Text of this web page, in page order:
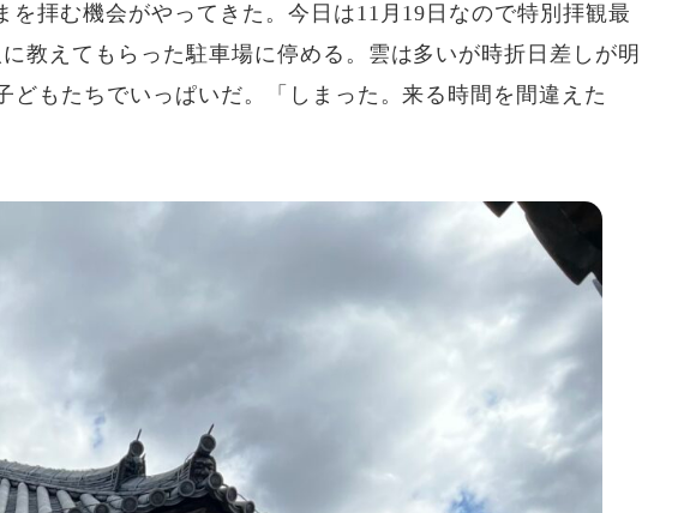
拝む機会がやってきた。今日は11月19日なので特別拝観最
教えてもらった駐車場に停める。雲は多いが時折日差しが明
もたちでいっぱいだ。「しまった。来る時間を間違えた